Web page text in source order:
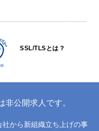
SSL/TLSとは？
非公開求人です。
から新組織立ち上げの事